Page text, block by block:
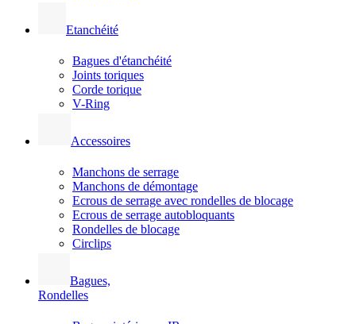
Etanchéité
Bagues d'étanchéité
Joints toriques
Corde torique
V-Ring
Accessoires
Manchons de serrage
Manchons de démontage
Ecrous de serrage avec rondelles de blocage
Ecrous de serrage autobloquants
Rondelles de blocage
Circlips
Bagues,
Rondelles